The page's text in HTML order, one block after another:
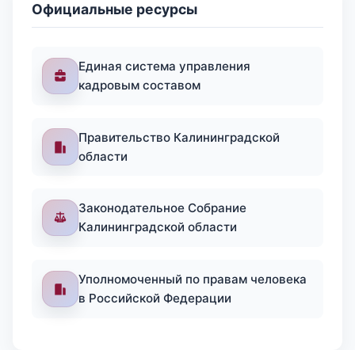
Официальные ресурсы
Единая система управления
кадровым составом
Правительство Калининградской
области
Законодательное Собрание
Калининградской области
Уполномоченный по правам человека
в Российской Федерации